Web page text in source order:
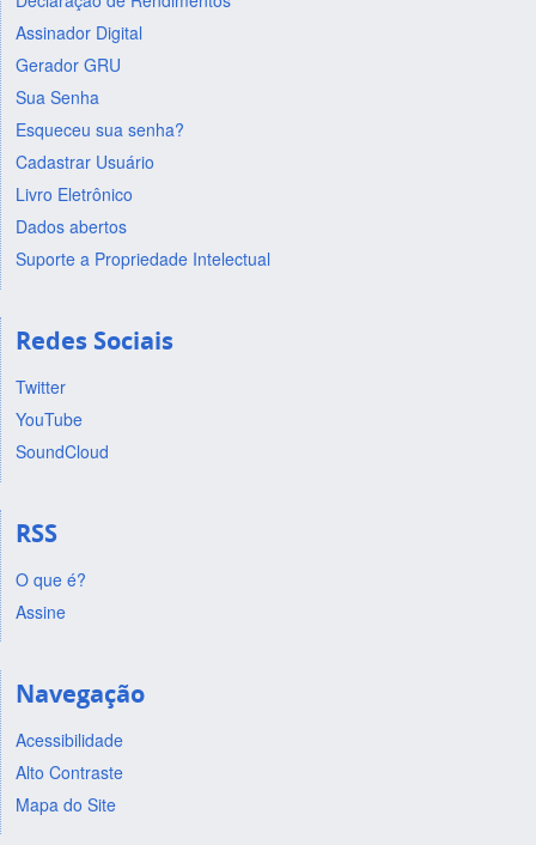
Assinador Digital
Gerador GRU
Sua Senha
Esqueceu sua senha?
Cadastrar Usuário
Livro Eletrônico
Dados abertos
Suporte a Propriedade Intelectual
Redes Sociais
Twitter
YouTube
SoundCloud
RSS
O que é?
Assine
Navegação
Acessibilidade
Alto Contraste
Mapa do Site